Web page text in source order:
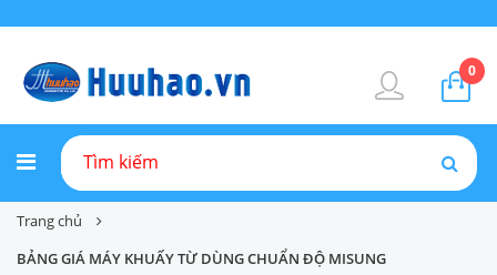
0
Trang chủ
BẢNG GIÁ MÁY KHUẤY TỪ DÙNG CHUẨN ĐỘ MISUNG